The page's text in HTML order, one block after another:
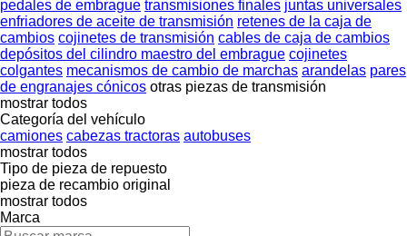
pedales de embrague transmisiones finales juntas universales
enfriadores de aceite de transmisión retenes de la caja de
cambios cojinetes de transmisión cables de caja de cambios
depósitos del cilindro maestro del embrague cojinetes
colgantes mecanismos de cambio de marchas arandelas pares
de engranajes cónicos otras piezas de transmisión
mostrar todos
Categoría del vehículo
camiones cabezas tractoras autobuses
mostrar todos
Tipo de pieza de repuesto
pieza de recambio original
mostrar todos
Marca